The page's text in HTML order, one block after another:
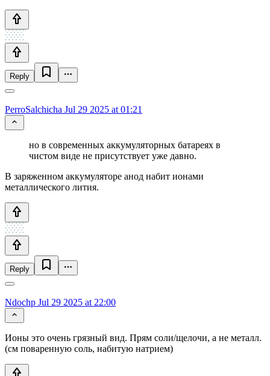
Reply
PerroSalchicha Jul 29 2025 at 01:21
но в современных аккумуляторных батареях в
чистом виде не присутствует уже давно.
В заряженном аккумуляторе анод набит ионами
металлического лития.
Reply
Ndochp Jul 29 2025 at 22:00
Ионы это очень грязный вид. Прям соли/щелочи, а не металл.
(см поваренную соль, набитую натрием)